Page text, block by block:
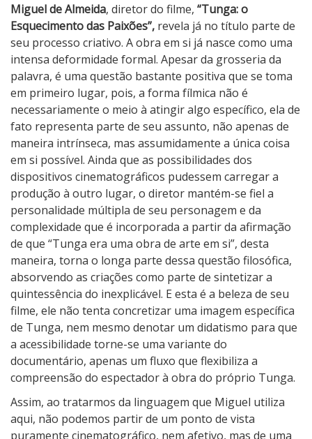
c
i
m
e
n
t
o
d
a
s
P
a
i
x
õ
e
s
Miguel de Almeida, diretor do filme, “Tunga: o
Esquecimento das Paixões”, revela já no título parte de
seu processo criativo. A obra em si já nasce como uma
intensa deformidade formal. Apesar da grosseria da
palavra, é uma questão bastante positiva que se toma
em primeiro lugar, pois, a forma fílmica não é
necessariamente o meio à atingir algo específico, ela de
fato representa parte de seu assunto, não apenas de
maneira intrínseca, mas assumidamente a única coisa
em si possível. Ainda que as possibilidades dos
dispositivos cinematográficos pudessem carregar a
produção à outro lugar, o diretor mantém-se fiel a
personalidade múltipla de seu personagem e da
complexidade que é incorporada a partir da afirmação
de que “Tunga era uma obra de arte em si”, desta
maneira, torna o longa parte dessa questão filosófica,
absorvendo as criações como parte de sintetizar a
quintessência do inexplicável. E esta é a beleza de seu
filme, ele não tenta concretizar uma imagem específica
de Tunga, nem mesmo denotar um didatismo para que
a acessibilidade torne-se uma variante do
documentário, apenas um fluxo que flexibiliza a
compreensão do espectador à obra do próprio Tunga.
Assim, ao tratarmos da linguagem que Miguel utiliza
aqui, não podemos partir de um ponto de vista
puramente cinematográfico, nem afetivo, mas de uma